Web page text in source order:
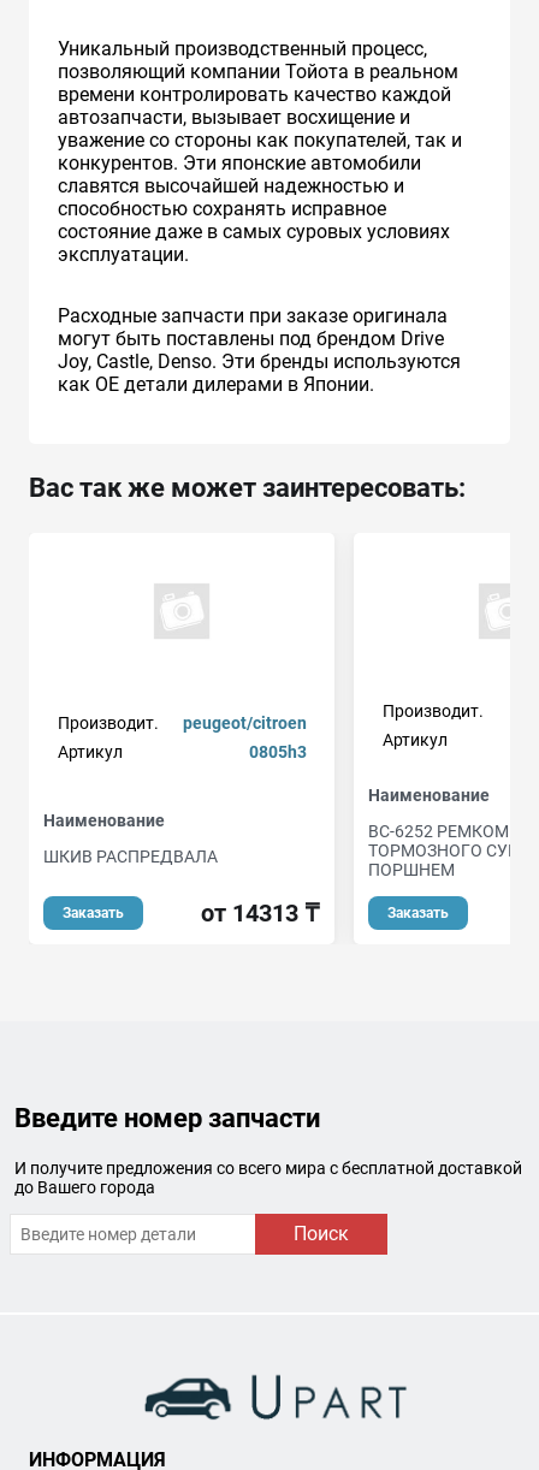
Уникальный производственный процесс,
позволяющий компании Тойота в реальном
времени контролировать качество каждой
автозапчасти, вызывает восхищение и
уважение со стороны как покупателей, так и
конкурентов. Эти японские автомобили
славятся высочайшей надежностью и
способностью сохранять исправное
состояние даже в самых суровых условиях
эксплуатации.
Расходные запчасти при заказе оригинала
могут быть поставлены под брендом Drive
Joy, Castle, Denso. Эти бренды используются
как ОЕ детали дилерами в Японии.
Вас так же может заинтересовать:
Производит.
peugeot/citroen
Артикул
0805h3
Наименование
ШКИВ РАСПРЕДВАЛА
Заказать от 14313 ₸
Производит.
Артикул
Наименование
BC-6252
ТОРМОЗНОГО
ПОРШНЕМ
Заказать
Введите номер запчасти
И получите предложения со всего мира с бесплатной доставкой
до Вашего города
Поиск
ИНФОРМАЦИЯ